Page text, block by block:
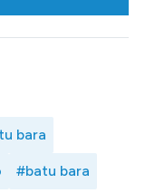
bara
#batu bara